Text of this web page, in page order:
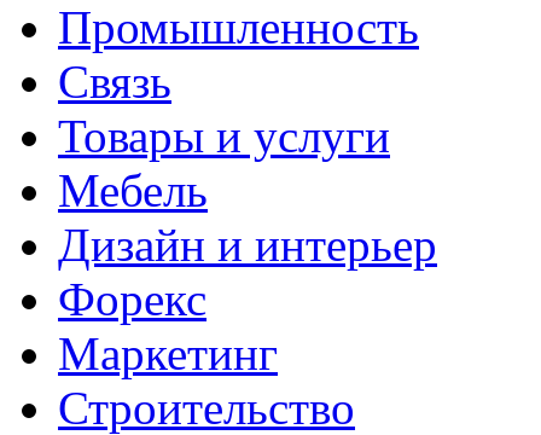
Промышленность
Связь
Товары и услуги
Мебель
Дизайн и интерьер
Форекс
Маркетинг
Строительство